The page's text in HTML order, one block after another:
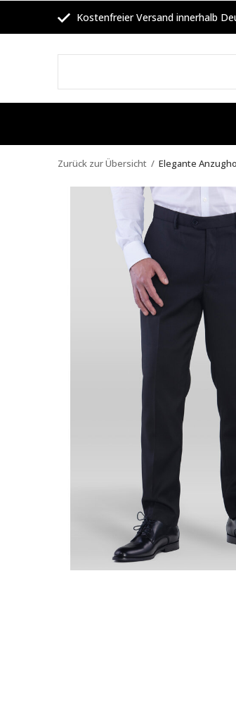
Kostenfreier Versand innerhalb
Zurück zur Übersicht Elegante